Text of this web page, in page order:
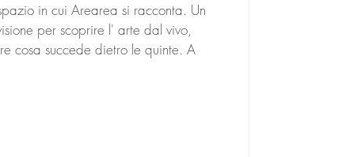
Arearea si racconta. Un
per scoprire l' arte dal vivo,
cosa succede dietro le quinte. A